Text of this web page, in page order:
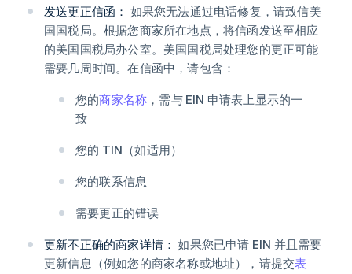
发送更正信函： 如果您无法通过电话修复，请致信美
国国税局。根据您商家所在地点，将信函发送至相应
的美国国税局办公室。美国国税局处理您的更正可能
需要几周时间。在信函中，请包含：
您的商家名称 ，需与 EIN 申请表上显示的一
致
您的 TIN（如适用）
您的联系信息
需要更正的错误
更新不正确的商家详情： 如果您已申请 EIN 并且需要
更新信息（例如您的商家名称或地址），请提交表